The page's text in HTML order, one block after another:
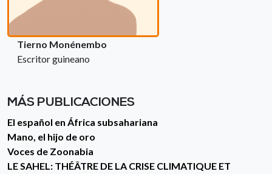
Tierno Monénembo
Escritor guineano
MÁS PUBLICACIONES
El español en África subsahariana
Mano, el hijo de oro
Voces de Zoonabia
LE SAHEL: THÉÂTRE DE LA CRISE CLIMATIQUE ET